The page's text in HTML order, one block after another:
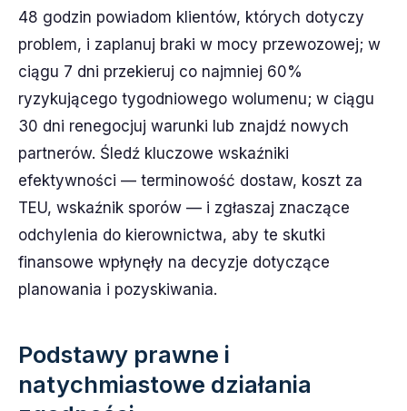
48 godzin powiadom klientów, których dotyczy
problem, i zaplanuj braki w mocy przewozowej; w
ciągu 7 dni przekieruj co najmniej 60%
ryzykującego tygodniowego wolumenu; w ciągu
30 dni renegocjuj warunki lub znajdź nowych
partnerów. Śledź kluczowe wskaźniki
efektywności — terminowość dostaw, koszt za
TEU, wskaźnik sporów — i zgłaszaj znaczące
odchylenia do kierownictwa, aby te skutki
finansowe wpłynęły na decyzje dotyczące
planowania i pozyskiwania.
Podstawy prawne i
natychmiastowe działania